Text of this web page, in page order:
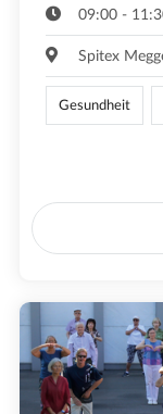
09:00 -
Spitex
Gesundheit